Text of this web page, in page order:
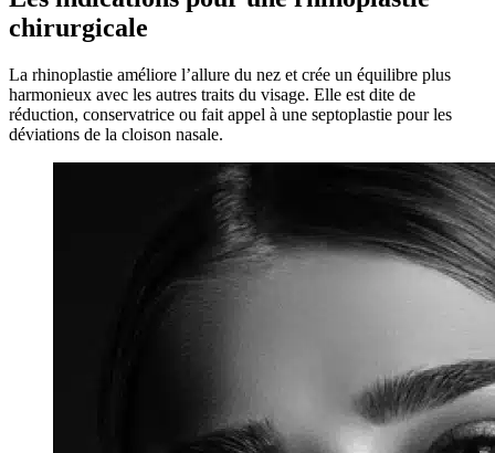
chirurgicale
La rhinoplastie améliore l’allure du nez et crée un équilibre plus
harmonieux avec les autres traits du visage. Elle est dite de
réduction, conservatrice ou fait appel à une septoplastie pour les
déviations de la cloison nasale.